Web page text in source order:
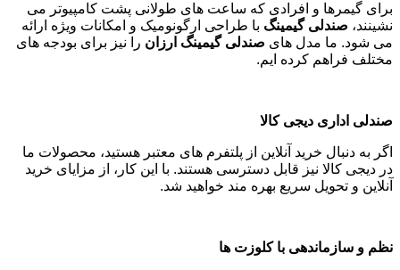
برای گیمرها و افرادی که ساعت های طولانی پشت کامپیوتر می
نشینند، صندلی گیمینگ با طراحی ارگونومیک و امکانات ویژه ارائه
می شود. ما مدل های صندلی گیمینگ ارزان را نیز برای بودجه های
مختلف فراهم کرده ایم.
صندلی اداری دیجی کالا
اگر به دنبال خرید آنلاین از پلتفرم های معتبر هستید، محصولات ما
در دیجی کالا نیز قابل دسترسی هستند. با این کار، از مزایای خرید
آنلاین و تحویل سریع بهره مند خواهید شد.
نظم و سازماندهی با کلوزت ها